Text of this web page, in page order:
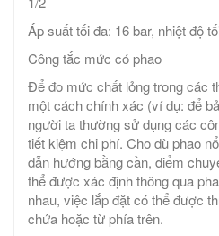
Áp suất tối đa: 16 bar, nhiệt độ
Công tắc mức có phao
Để đo mức chất lỏng trong các
một cách chính xác (ví dụ: để
người ta thường sử dụng các
tiết kiệm chi phí. Cho dù phao
dẫn hướng bằng cần, điểm
thể được xác định thông qua
nhau, việc lắp đặt có thể được
chứa hoặc từ phía trên.